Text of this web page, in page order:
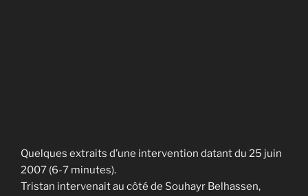
Quelques extraits d’une intervention datant du 25 juin
2007 (6-7 minutes).
Tristan intervenait au côté de Souhayr Belhassen,